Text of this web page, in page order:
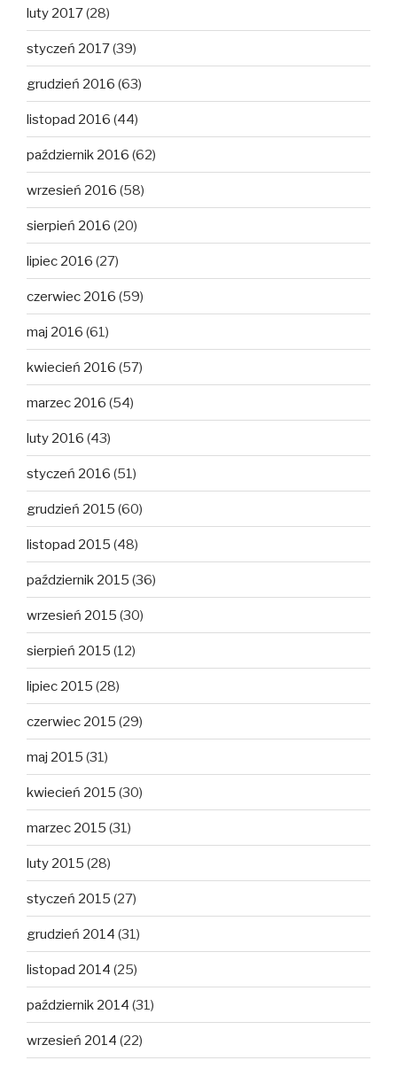
luty 2017(28)
styczeń 2017(39)
grudzień 2016 (63)
listopad 2016 (44)
październik 2016 (62)
wrzesień 2016 (58)
sierpień 2016 (20)
lipiec 2016 (27)
czerwiec 2016 (59)
maj 2016 (61)
kwiecień 2016 (57)
marzec 2016 (54)
luty 2016 (43)
styczeń 2016 (51)
grudzień 2015 (60)
listopad 2015 (48)
październik 2015 (36)
wrzesień 2015 (30)
sierpień 2015 (12)
lipiec 2015 (28)
czerwiec 2015 (29)
maj 2015 (31)
kwiecień 2015 (30)
marzec 2015 (31)
luty 2015 (28)
styczeń 2015 (27)
grudzień 2014 (31)
listopad 2014 (25)
październik 2014 (31)
wrzesień 2014 (22)